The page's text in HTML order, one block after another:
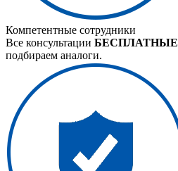
Компетентные сотрудники
Все консультации БЕСПЛАТНЫЕ
подбираем аналоги.